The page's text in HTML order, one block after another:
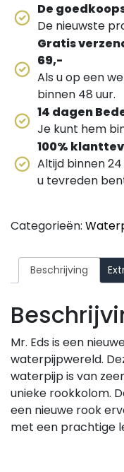
De
De nieuwste
Gratis
69,-
Als u op een
binnen 48 uur.
14 dagen
Je kunt hem
100%
Altijd binnen
u tevreden
Categorieën:
Beschrijving
Mr. Eds is een
waterpijpwereld.
waterpijp is van
unieke rookkolom.
een nieuwe rook
met een prachtige